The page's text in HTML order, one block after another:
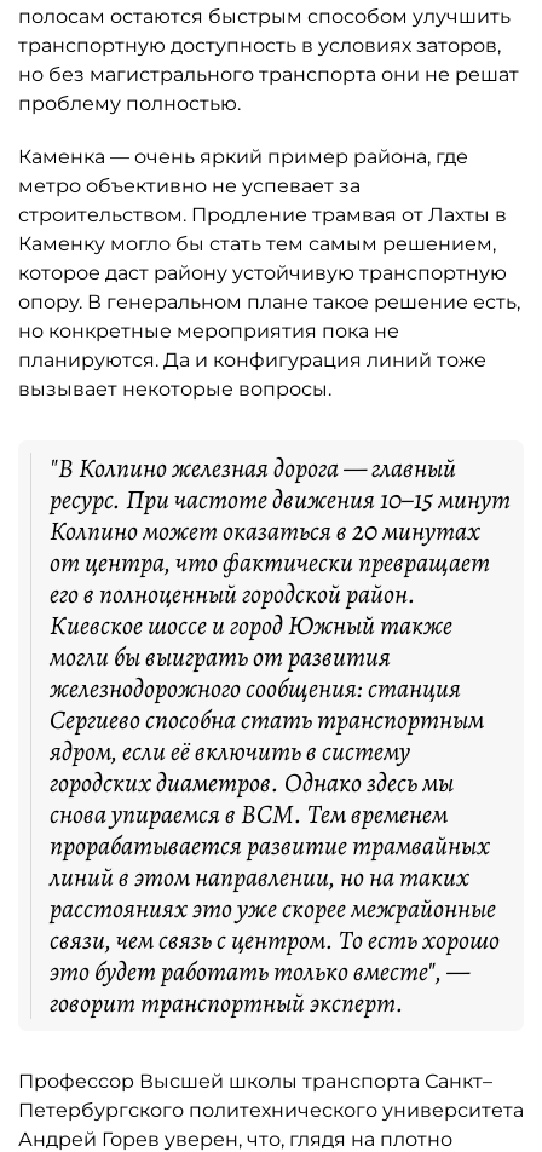
полосам остаются быстрым способом улучшить
транспортную доступность в условиях заторов,
но без магистрального транспорта они не решат
проблему полностью.
Каменка — очень яркий пример района, где
метро объективно не успевает за
строительством. Продление трамвая от Лахты в
Каменку могло бы стать тем самым решением,
которое даст району устойчивую транспортную
опору. В генеральном плане такое решение есть,
но конкретные мероприятия пока не
планируются. Да и конфигурация линий тоже
вызывает некоторые вопросы.
"В Колпино железная дорога — главный
ресурс. При частоте движения 10–15 минут
Колпино может оказаться в 20 минутах
от центра, что фактически превращает
его в полноценный городской район.
Киевское шоссе и город Южный также
могли бы выиграть от развития
железнодорожного сообщения: станция
Сергиево способна стать транспортным
ядром, если её включить в систему
городских диаметров. Однако здесь мы
снова упираемся в ВСМ. Тем временем
прорабатывается развитие трамвайных
линий в этом направлении, но на таких
расстояниях это уже скорее межрайонные
связи, чем связь с центром. То есть хорошо
это будет работать только вместе", —
говорит транспортный эксперт.
Профессор Высшей школы транспорта Санкт–
Петербургского политехнического университета
Андрей Горев уверен, что, глядя на плотно